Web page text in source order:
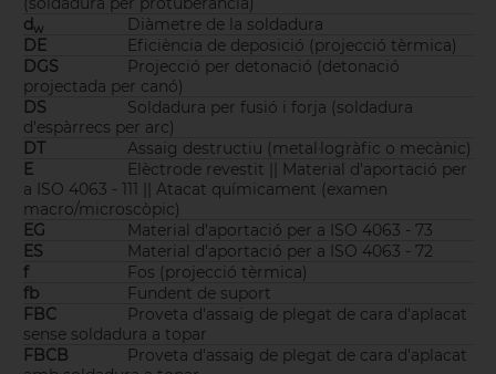
dw
Diàmetre de la soldadura
DE
Eficiència de deposició (projecció tèrmica)
DGS
Projecció per detonació (detonació
projectada per canó)
DS
Soldadura per fusió i forja (soldadura
d'espàrrecs per arc)
DT
Assaig destructiu (metal·logràfic o mecànic)
E
Elèctrode revestit || Material d'aportació per
a ISO 4063 - 111 || Atacat químicament (examen
macro/microscòpic)
EG
Material d'aportació per a ISO 4063 - 73
ES
Material d'aportació per a ISO 4063 - 72
f
Fos (projecció tèrmica)
fb
Fundent de suport
FBC
Proveta d'assaig de plegat de cara d'aplacat
sense soldadura a topar
FBCB
Proveta d'assaig de plegat de cara d'aplacat